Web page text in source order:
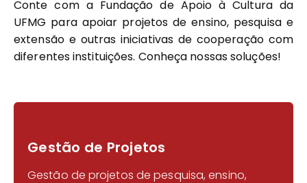
Conte com a Fundação de Apoio à Cultura da
UFMG para apoiar projetos de ensino, pesquisa e
extensão e outras iniciativas de cooperação com
diferentes instituições. Conheça nossas soluções!
Gestão de Projetos
Gestão de projetos de pesquisa, ensino,